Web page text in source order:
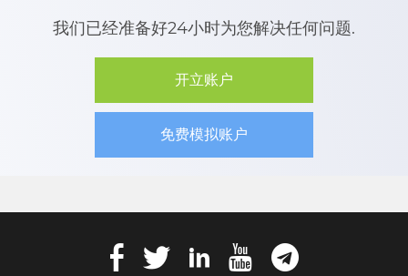
我们已经准备好24小时为您解决任何问题.
开立账户
免费模拟账户